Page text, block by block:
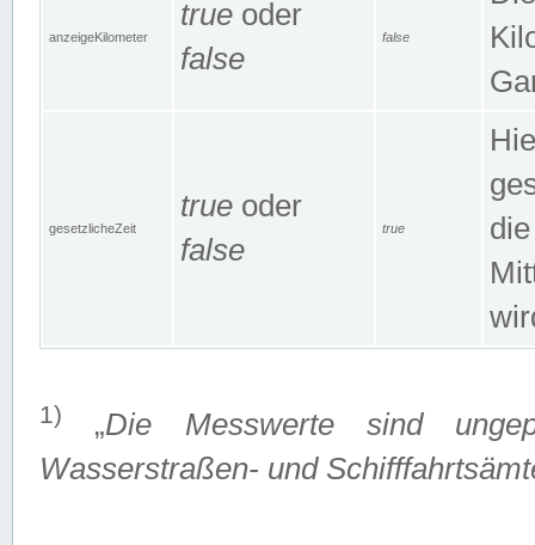
anzeigeKilometer
true oder
false
false
gesetzlicheZeit
true oder
false
true
1) „Die Messwerte sind
Wasserstraßen- und